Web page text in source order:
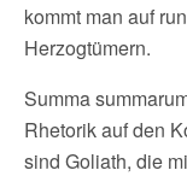
kommt man auf
Herzogtümern.
Summa
Rhetorik auf den
sind Goliath, die